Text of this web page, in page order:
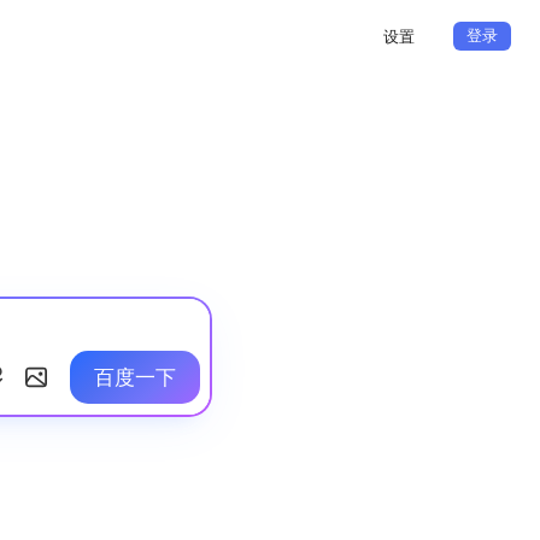
设置 登录
百度一下